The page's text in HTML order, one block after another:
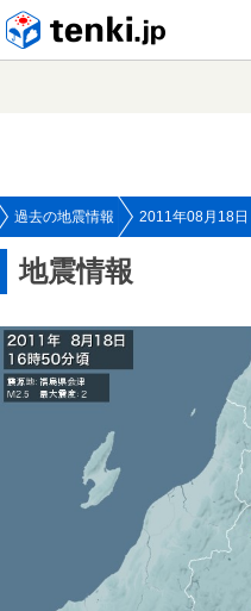
過去の地震情報 2011年08月18日
地震情報